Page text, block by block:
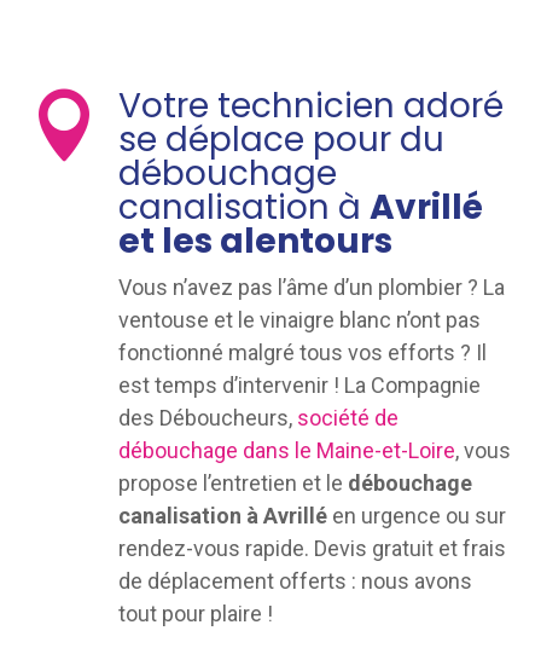
 Votre technicien adoré
se déplace pour du
débouchage
canalisation à Avrillé
et les alentours
Vous n’avez pas l’âme d’un plombier ? La
ventouse et le vinaigre blanc n’ont pas
fonctionné malgré tous vos efforts ? Il
est temps d’intervenir ! La Compagnie
des Déboucheurs, société de
débouchage dans le Maine-et-Loire, vous
propose l’entretien et le débouchage
canalisation à Avrilléen urgence ou sur
rendez-vous rapide. Devis gratuit et frais
de déplacement offerts : nous avons
tout pour plaire !